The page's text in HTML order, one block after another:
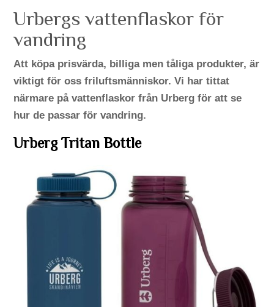
Urbergs vattenflaskor för
vandring
Att köpa prisvärda, billiga men tåliga produkter, är
viktigt för oss friluftsmänniskor. Vi har tittat
närmare på vattenflaskor från Urberg för att se
hur de passar för vandring.
Urberg Tritan Bottle